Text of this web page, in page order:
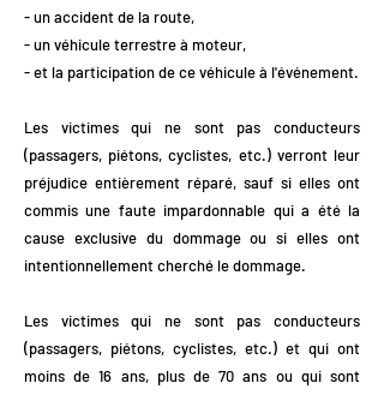
- un accident de la route,
- un véhicule terrestre à moteur,
- et la participation de ce véhicule à l'événement.
Les victimes qui ne sont pas conducteurs
(passagers, piétons, cyclistes, etc.) verront leur
préjudice entièrement réparé, sauf si elles ont
commis une faute impardonnable qui a été la
cause exclusive du dommage ou si elles ont
intentionnellement cherché le dommage.
Les victimes qui ne sont pas conducteurs
(passagers, piétons, cyclistes, etc.) et qui ont
moins de 16 ans, plus de 70 ans ou qui sont